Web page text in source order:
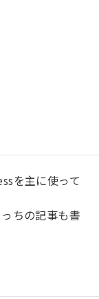
を主に使って
ちの記事も書